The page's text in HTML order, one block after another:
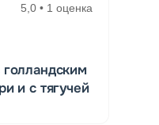
5,0 • 1 оценка
и с тягучей